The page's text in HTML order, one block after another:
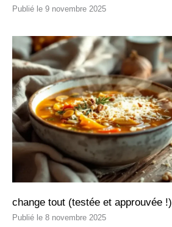
9 novembre 2025
change tout (testée et approuvée !)
8 novembre 2025